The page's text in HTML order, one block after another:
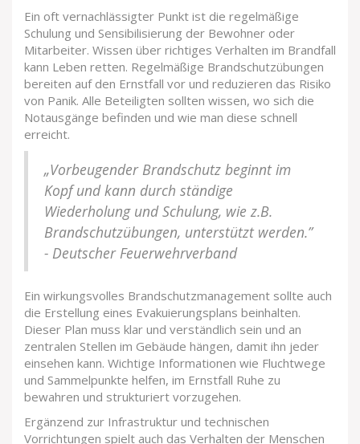
Ein oft vernachlässigter Punkt ist die regelmäßige
Schulung und Sensibilisierung der Bewohner oder
Mitarbeiter. Wissen über richtiges Verhalten im Brandfall
kann Leben retten. Regelmäßige Brandschutzübungen
bereiten auf den Ernstfall vor und reduzieren das Risiko
von Panik. Alle Beteiligten sollten wissen, wo sich die
Notausgänge befinden und wie man diese schnell
erreicht.
„Vorbeugender Brandschutz beginnt im
Kopf und kann durch ständige
Wiederholung und Schulung, wie z.B.
Brandschutzübungen, unterstützt werden.”
- Deutscher Feuerwehrverband
Ein wirkungsvolles Brandschutzmanagement sollte auch
die Erstellung eines Evakuierungsplans beinhalten.
Dieser Plan muss klar und verständlich sein und an
zentralen Stellen im Gebäude hängen, damit ihn jeder
einsehen kann. Wichtige Informationen wie Fluchtwege
und Sammelpunkte helfen, im Ernstfall Ruhe zu
bewahren und strukturiert vorzugehen.
Ergänzend zur Infrastruktur und technischen
Vorrichtungen spielt auch das Verhalten der Menschen